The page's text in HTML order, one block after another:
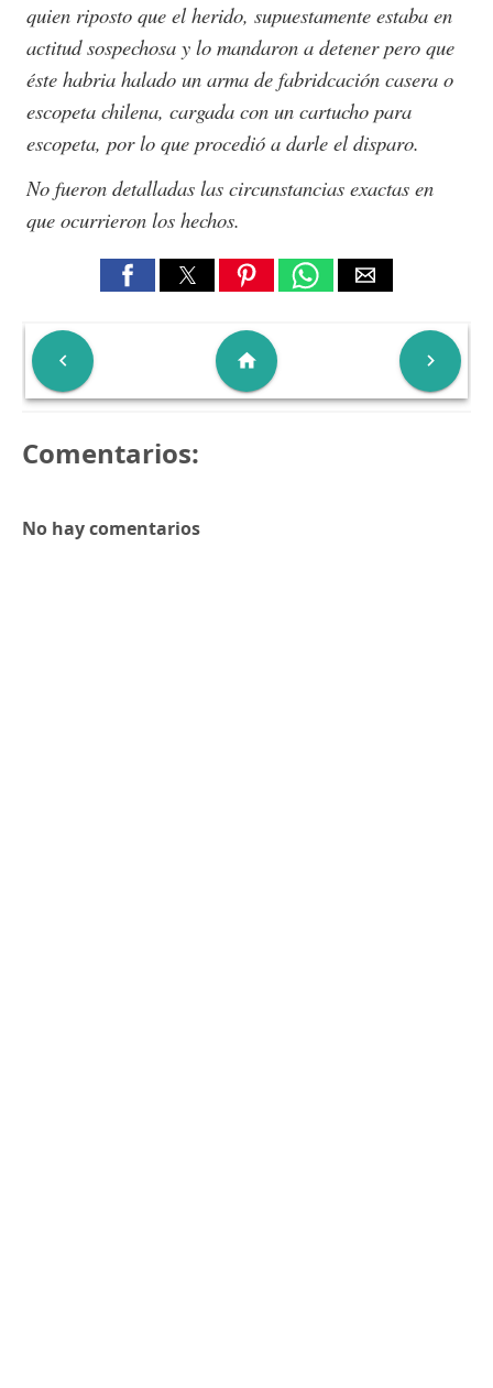
quien riposto que el herido, supuestamente estaba en
actitud sospechosa y lo mandaron a detener pero que
éste habria halado un arma de fabridcación casera o
escopeta chilena, cargada con un cartucho para
escopeta, por lo que procedió a darle el disparo.
No fueron detalladas las circunstancias exactas en
que ocurrieron los hechos.
 
home
Comentarios:
No hay comentarios